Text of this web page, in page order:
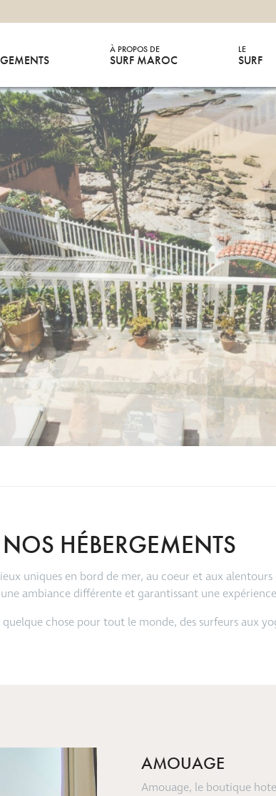
À PROPOS DE
SURF MAROC
LE
SURF
EXCEPTIONNEL EN
NOS HÉBERGEMENTS
uniques en bord de mer, au coeur et aux
ambiance différente et garantissant une
quelque chose pour tout le monde, des surfeurs aux
AMOUAGE
Amouage, le boutique